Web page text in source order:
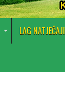
LAG NATJEČAJI